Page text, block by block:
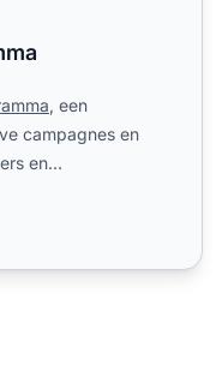
, een
campagnes en
en